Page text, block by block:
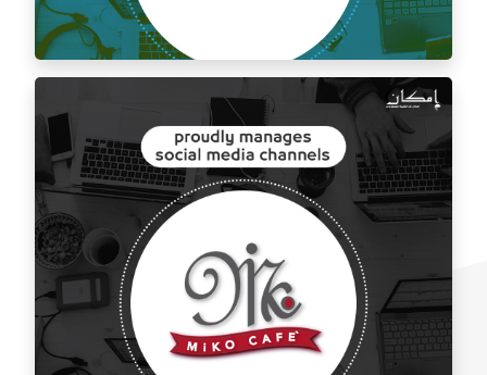
إدارة السوشيال ميديا شركة زوايا للديكور